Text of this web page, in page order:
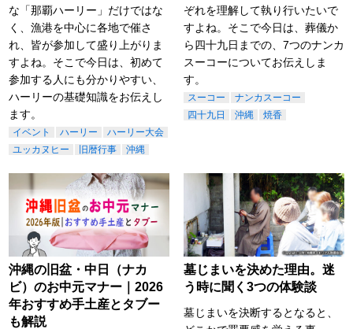
な「那覇ハーリー」だけではな
く、漁港を中心に各地で催さ
れ、皆が参加して盛り上がりま
すよね。そこで今日は、初めて
参加する人にも分かりやすい、
ハーリーの基礎知識をお伝えし
ます。
イベント ハーリー
ハーリー大会
ユッカヌヒー
旧暦行事 沖縄
ぞれを理解して執り行いたいで
すよね。そこで今日は、葬儀か
ら四十九日までの、7つのナンカ
スーコーについてお伝えしま
す。
スーコー
ナンカスーコー
四十九日
沖縄 焼香
沖縄の旧盆・中日（ナカ
ビ）のお中元マナー｜2026
年おすすめ手土産とタブー
も解説
墓じまいを決めた理由。迷
う時に聞く3つの体験談
墓じまいを決断するとなると、